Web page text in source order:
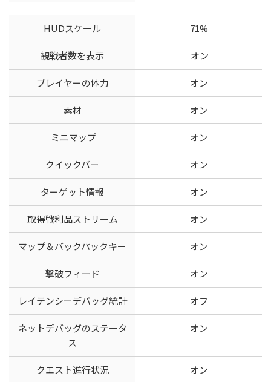
HUDスケール 71%
観戦者数を表示 オン
プレイヤーの体力 オン
素材 オン
ミニマップ オン
クイックバー オン
ターゲット情報 オン
取得戦利品ストリーム オン
マップ＆バックパックキー オン
撃破フィード オン
レイテンシーデバッグ統計 オフ
ネットデバッグのステータ
ス
オン
クエスト進行状況 オン